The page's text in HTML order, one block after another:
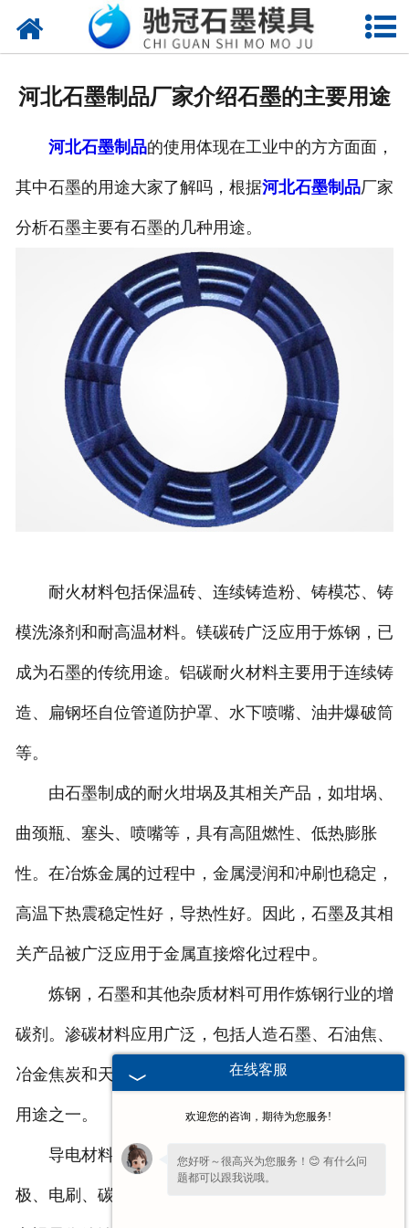
网站首页
河北石墨制品厂家介绍石墨的主要用途
河北石墨制品的使用体现在工业中的方方面面，
其中石墨的用途大家了解吗，根据河北石墨制品厂家
分析石墨主要有石墨的几种用途。
耐火材料包括保温砖、连续铸造粉、铸模芯、铸
模洗涤剂和耐高温材料。镁碳砖广泛应用于炼钢，已
成为石墨的传统用途。铝碳耐火材料主要用于连续铸
造、扁钢坯自位管道防护罩、水下喷嘴、油井爆破筒
等。
由石墨制成的耐火坩埚及其相关产品，如坩埚、
曲颈瓶、塞头、喷嘴等，具有高阻燃性、低热膨胀
性。在冶炼金属的过程中，金属浸润和冲刷也稳定，
高温下热震稳定性好，导热性好。因此，石墨及其相
关产品被广泛应用于金属直接熔化过程中。
炼钢，石墨和其他杂质材料可用作炼钢行业的增
碳剂。渗碳材料应用广泛，包括人造石墨、石油焦、
冶金焦炭和天然石墨。石墨仍然是炼钢增碳剂的主要
用途之一。
导电材料，石墨制品广泛应用于电气行业，如电
极、电刷、碳棒、碳管、
在线客服
欢迎您的咨询，期待为您服务!
您好呀～很高兴为您服务！😊 有什么问
题都可以跟我说哦。